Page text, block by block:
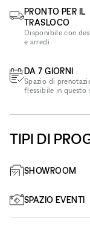
PRONTO PER IL
TRASLOCO
Disponibile con
e arredi
DA 7 GIORNI
Spazio di
flessibile in questo
TIPI DI
SHOWROOM
SPAZIO EVENTI